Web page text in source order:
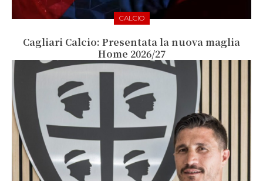
CALCIO
Cagliari Calcio: Presentata la nuova maglia
Home 2026/27